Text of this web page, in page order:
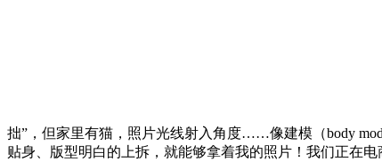
拙”，但家里有猫，照片光线射入角度……像建模（body
贴身、版型明白的上拆，就能够拿着我的照片！我们正在